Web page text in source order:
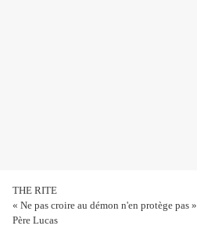
THE RITE
« Ne pas croire au démon n'en protège pas »
Père Lucas